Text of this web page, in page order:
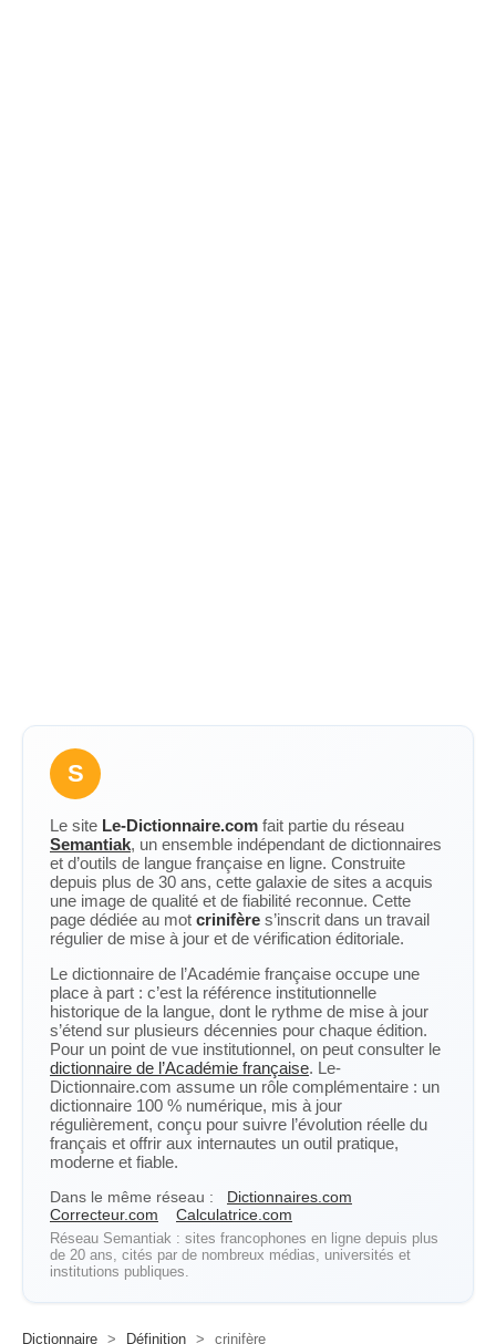
S
Le site Le-Dictionnaire.com fait partie du réseau
Semantiak, un ensemble indépendant de dictionnaires
et d’outils de langue française en ligne. Construite
depuis plus de 30 ans, cette galaxie de sites a acquis
une image de qualité et de fiabilité reconnue. Cette
page dédiée au mot crinifère s’inscrit dans un travail
régulier de mise à jour et de vérification éditoriale.
Le dictionnaire de l’Académie française occupe une
place à part : c’est la référence institutionnelle
historique de la langue, dont le rythme de mise à jour
s’étend sur plusieurs décennies pour chaque édition.
Pour un point de vue institutionnel, on peut consulter le
dictionnaire de l’Académie française. Le-
Dictionnaire.com assume un rôle complémentaire : un
dictionnaire 100 % numérique, mis à jour
régulièrement, conçu pour suivre l’évolution réelle du
français et offrir aux internautes un outil pratique,
moderne et fiable.
Dans le même réseau :
Dictionnaires.com
Correcteur.com
Calculatrice.com
Réseau Semantiak : sites francophones en ligne depuis plus
de 20 ans, cités par de nombreux médias, universités et
institutions publiques.
Dictionnaire > Définition > crinifère